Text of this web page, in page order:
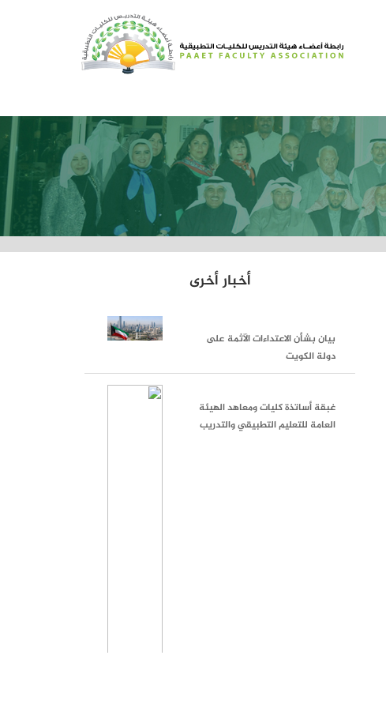
أخبار أخرى
بيان بشأن الاعتداءات الآثمة على
دولة الكويت
غبقة أساتذة كليات ومعاهد الهيئة
العامة للتعليم التطبيقي والتدريب